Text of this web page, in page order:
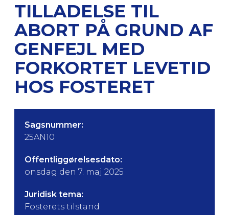
TILLADELSE TIL
ABORT PÅ GRUND AF
GENFEJL MED
FORKORTET LEVETID
HOS FOSTERET
Sagsnummer:
25AN10
Offentliggørelsesdato:
onsdag den 7. maj 2025
Juridisk tema:
Fosterets tilstand